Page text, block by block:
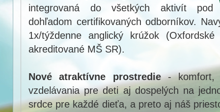
integrovaná do všetkých aktivít pod
dohľadom certifikovaných odborníkov.
1x/týždenne anglický krúžok
akreditované MŠ SR).
Nové atraktívne prostredie- komfort,
vzdelávania pre deti aj dospelých na
srdce pre každé dieťa, a preto aj náš